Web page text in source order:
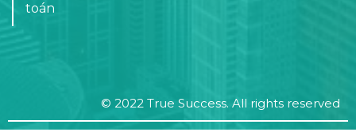
toán
© 2022 True Success. All rights reserved